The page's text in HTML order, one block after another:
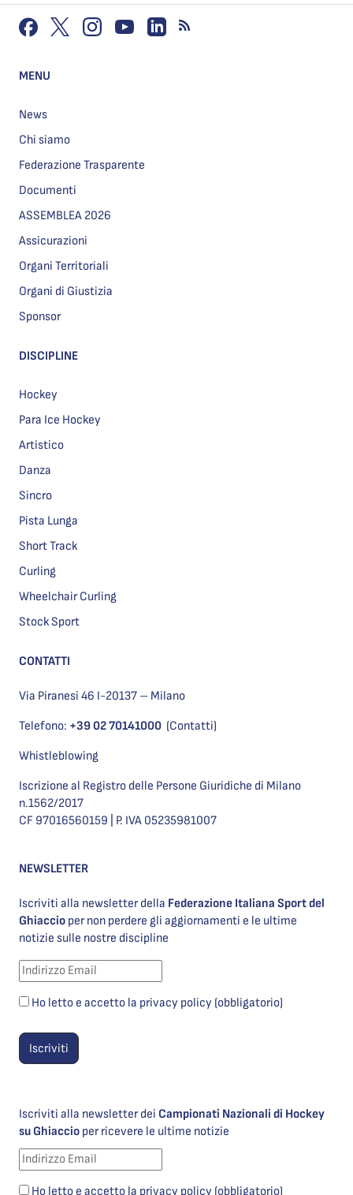
MENU
News
Chi siamo
Federazione Trasparente
Documenti
ASSEMBLEA 2026
Assicurazioni
Organi Territoriali
Organi di Giustizia
Sponsor
DISCIPLINE
Hockey
Para Ice Hockey
Artistico
Danza
Sincro
Pista Lunga
Short Track
Curling
Wheelchair Curling
Stock Sport
CONTATTI
Via Piranesi 46 I-20137 – Milano
Telefono: +39 02 70141000 (Contatti)
Whistleblowing
Iscrizione al Registro delle Persone Giuridiche di Milano
n.1562/2017
CF 97016560159 | P. IVA 05235981007
NEWSLETTER
Iscriviti alla newsletter della Federazione Italiana Sport del
Ghiaccio per non perdere gli aggiornamenti e le ultime
notizie sulle nostre discipline
Ho letto e accetto la privacy policy (obbligatorio)
Iscriviti alla newsletter dei Campionati Nazionali di Hockey
su Ghiaccio per ricevere le ultime notizie
Ho letto e accetto la privacy policy (obbligatorio)